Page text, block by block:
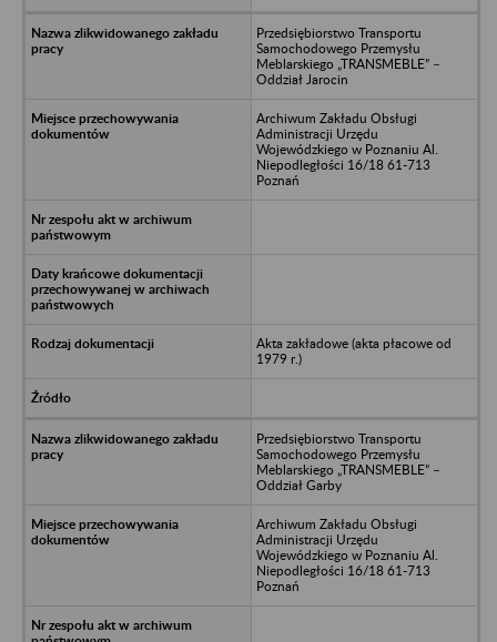
Przedsiębiorstwo Transportu
Samochodowego Przemysłu
Meblarskiego „TRANSMEBLE” –
Oddział Jarocin
Archiwum Zakładu Obsługi
Administracji Urzędu
Wojewódzkiego w Poznaniu Al.
Niepodległości 16/18 61-713
Poznań
Akta zakładowe (akta płacowe od
1979 r.)
Przedsiębiorstwo Transportu
Samochodowego Przemysłu
Meblarskiego „TRANSMEBLE” –
Oddział Garby
Archiwum Zakładu Obsługi
Administracji Urzędu
Wojewódzkiego w Poznaniu Al.
Niepodległości 16/18 61-713
Poznań